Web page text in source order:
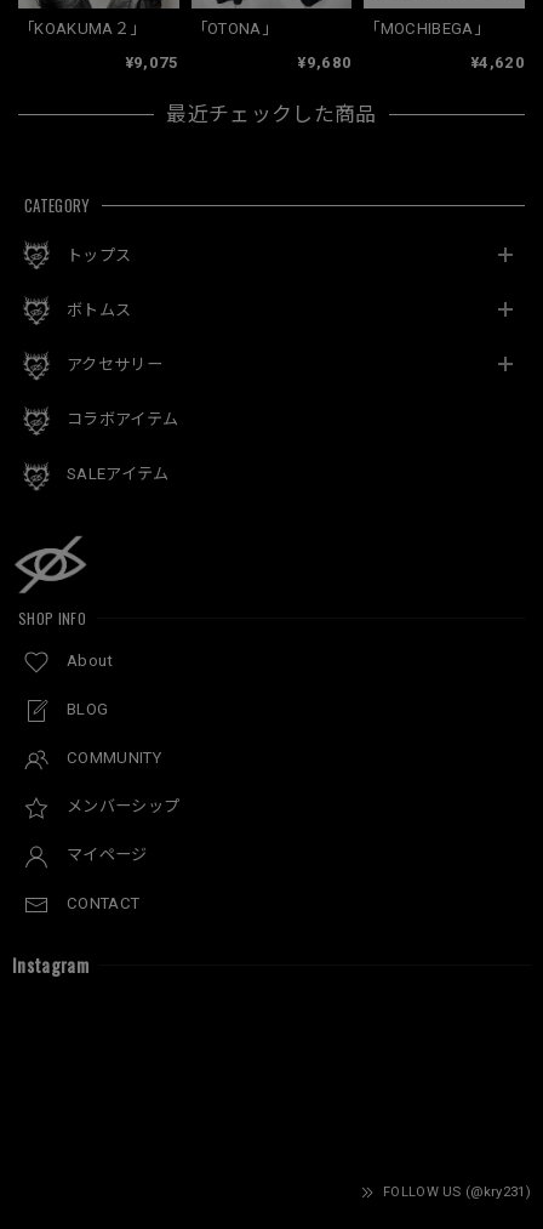
「KOAKUMA２」
¥9,075
「OTONA」
¥9,680
「MOCHIBEGA」
¥4,620
最近チェックした商品
CATEGORY
トップス
ボトムス
アクセサリー
コラボアイテム
SALEアイテム
SHOP INFO
About
BLOG
COMMUNITY
メンバーシップ
マイページ
CONTACT
Instagram
FOLLOW US (@kry231)